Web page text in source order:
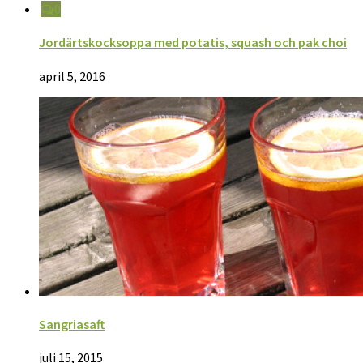
0
Jordärtskocksoppa med potatis, squash och pak choi
april 5, 2016
Sangriasaft
juli 15, 2015